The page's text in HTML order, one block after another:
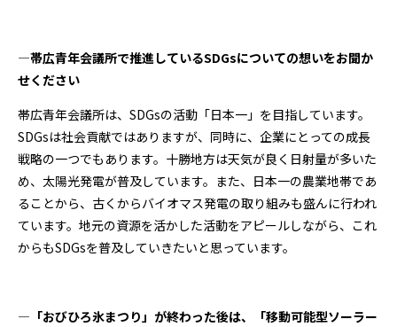
―帯広青年会議所で推進しているSDGsについての想いをお聞か
せください
帯広青年会議所は、SDGsの活動「日本一」を目指しています。
SDGsは社会貢献ではありますが、同時に、企業にとっての成長
戦略の一つでもあります。十勝地方は天気が良く日射量が多いた
め、太陽光発電が普及しています。また、日本一の農業地帯であ
ることから、古くからバイオマス発電の取り組みも盛んに行われ
ています。地元の資源を活かした活動をアピールしながら、これ
からもSDGsを普及していきたいと思っています。
―「おびひろ氷まつり」が終わった後は、「移動可能型ソーラー